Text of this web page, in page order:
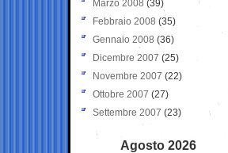
Marzo 2008 (39)
Febbraio 2008 (35)
Gennaio 2008 (36)
Dicembre 2007 (25)
Novembre 2007 (22)
Ottobre 2007 (27)
Settembre 2007 (23)
Agosto 2026